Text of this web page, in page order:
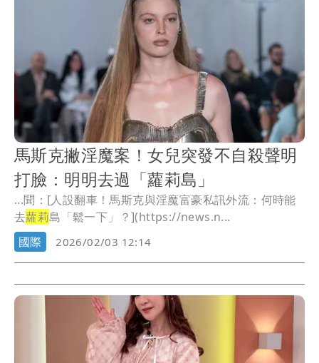
馬斯克撇淫魔案！女兒突發不自殺聲明
打臉：明明去過「蘿莉島」
...聞：[人設翻車！馬斯克與淫魔富豪私訊外流：何時能
去蘿莉島「鬆一下」？](https://news.n...
國際
2026/02/03 12:14